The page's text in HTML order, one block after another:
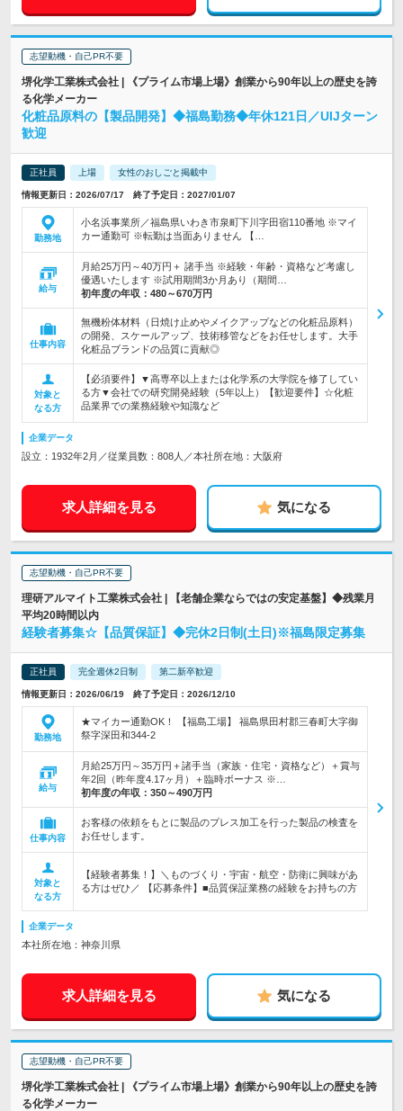
志望動機・自己PR不要
堺化学工業株式会社 | 《プライム市場上場》創業から90年以上の歴史を誇
る化学メーカー
化粧品原料の【製品開発】◆福島勤務◆年休121日／UIJターン
歓迎
正社員 上場 女性のおしごと掲載中
情報更新日：2026/07/17 終了予定日：2027/01/07
勤務地
小名浜事業所／福島県いわき市泉町下川字田宿110番地 ※マイ
カー通勤可 ※転勤は当面ありません 【…
給与
月給25万円～40万円＋ 諸手当 ※経験・年齢・資格など考慮し
優遇いたします ※試用期間3か月あり（期間…
初年度の年収： 480～670万円
仕事内容
無機粉体材料（日焼け止めやメイクアップなどの化粧品原料）
の開発、スケールアップ、技術移管などをお任せします。大手
化粧品ブランドの品質に貢献◎
対象と
なる方
【必須要件】▼高専卒以上または化学系の大学院を修了してい
る方▼会社での研究開発経験（5年以上）【歓迎要件】☆化粧
品業界での業務経験や知識など
企業データ
設立：1932年2月／従業員数：808人／本社所在地：大阪府
求人詳細を見る 気になる
志望動機・自己PR不要
理研アルマイト工業株式会社 | 【老舗企業ならではの安定基盤】◆残業月
平均20時間以内
経験者募集☆【品質保証】◆完休2日制(土日)※福島限定募集
正社員 完全週休2日制 第二新卒歓迎
情報更新日：2026/06/19 終了予定日：2026/12/10
勤務地
★マイカー通勤OK！ 【福島工場】 福島県田村郡三春町大字御
祭字深田和344-2
給与
月給25万円～35万円＋諸手当（家族・住宅・資格など）＋賞与
年2回（昨年度4.17ヶ月）＋臨時ボーナス ※…
初年度の年収： 350～490万円
仕事内容
お客様の依頼をもとに製品のプレス加工を行った製品の検査を
お任せします。
対象と
なる方
【経験者募集！】＼ものづくり・宇宙・航空・防衛に興味があ
る方はぜひ／ 【応募条件】■品質保証業務の経験をお持ちの方
企業データ
本社所在地：神奈川県
求人詳細を見る 気になる
志望動機・自己PR不要
堺化学工業株式会社 | 《プライム市場上場》創業から90年以上の歴史を誇
る化学メーカー